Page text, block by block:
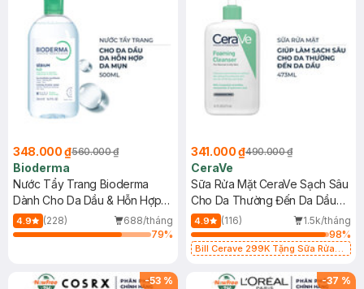
348.000 ₫560.000 ₫
Bioderma
Nước Tẩy Trang Bioderma
Dành Cho Da Dầu & Hỗn Hợp
500ml
4.9 (228)
688/tháng
79%
341.000 ₫490.000 ₫
CeraVe
Sữa Rửa Mặt CeraVe Sạch Sâu
Cho Da Thường Đến Da Dầu
473ml
4.9 (116)
1.5k/tháng
98%
Bill Cerave 299K Tặng Sữa Rửa
-53 % -37 %